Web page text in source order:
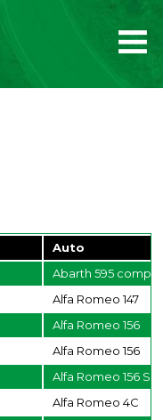
Auto
Abarth 595
Alfa Romeo 147
Alfa Romeo 156
Alfa Romeo 156
Alfa Romeo 156 SW
Alfa Romeo 4C